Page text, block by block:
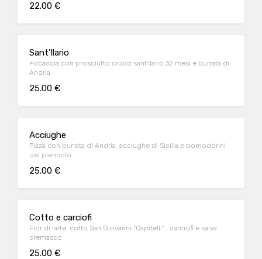
22.00 €
Sant'Ilario
Focaccia con prosciutto crudo sant'Ilario 32 mesi e burrata di
Andria
25.00 €
Acciughe
Pizza con burrata di Andria, acciughe di Sicilia e pomodorini
del piennolo
25.00 €
Cotto e carciofi
Fior di latte, cotto San Giovanni "Capitelli" , carciofi e salva
cremasco
25.00 €